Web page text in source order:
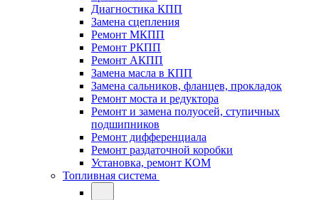
Диагностика КПП
Замена сцепления
Ремонт МКПП
Ремонт РКПП
Ремонт АКПП
Замена масла в КПП
Замена сальников, фланцев, прокладок
Ремонт моста и редуктора
Ремонт и замена полуосей, ступичных
подшипников
Ремонт дифференциала
Ремонт раздаточной коробки
Установка, ремонт КОМ
Топливная система